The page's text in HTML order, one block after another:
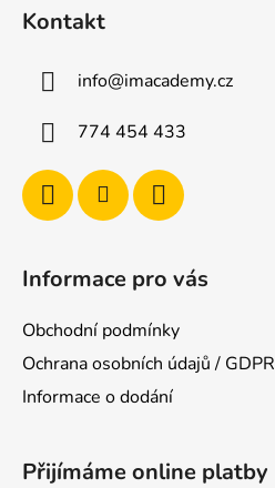
Kontakt
info@imacademy.cz
774 454 433
Informace pro vás
Obchodní podmínky
Ochrana osobních údajů / GDPR
Informace o dodání
Přijímáme online platby